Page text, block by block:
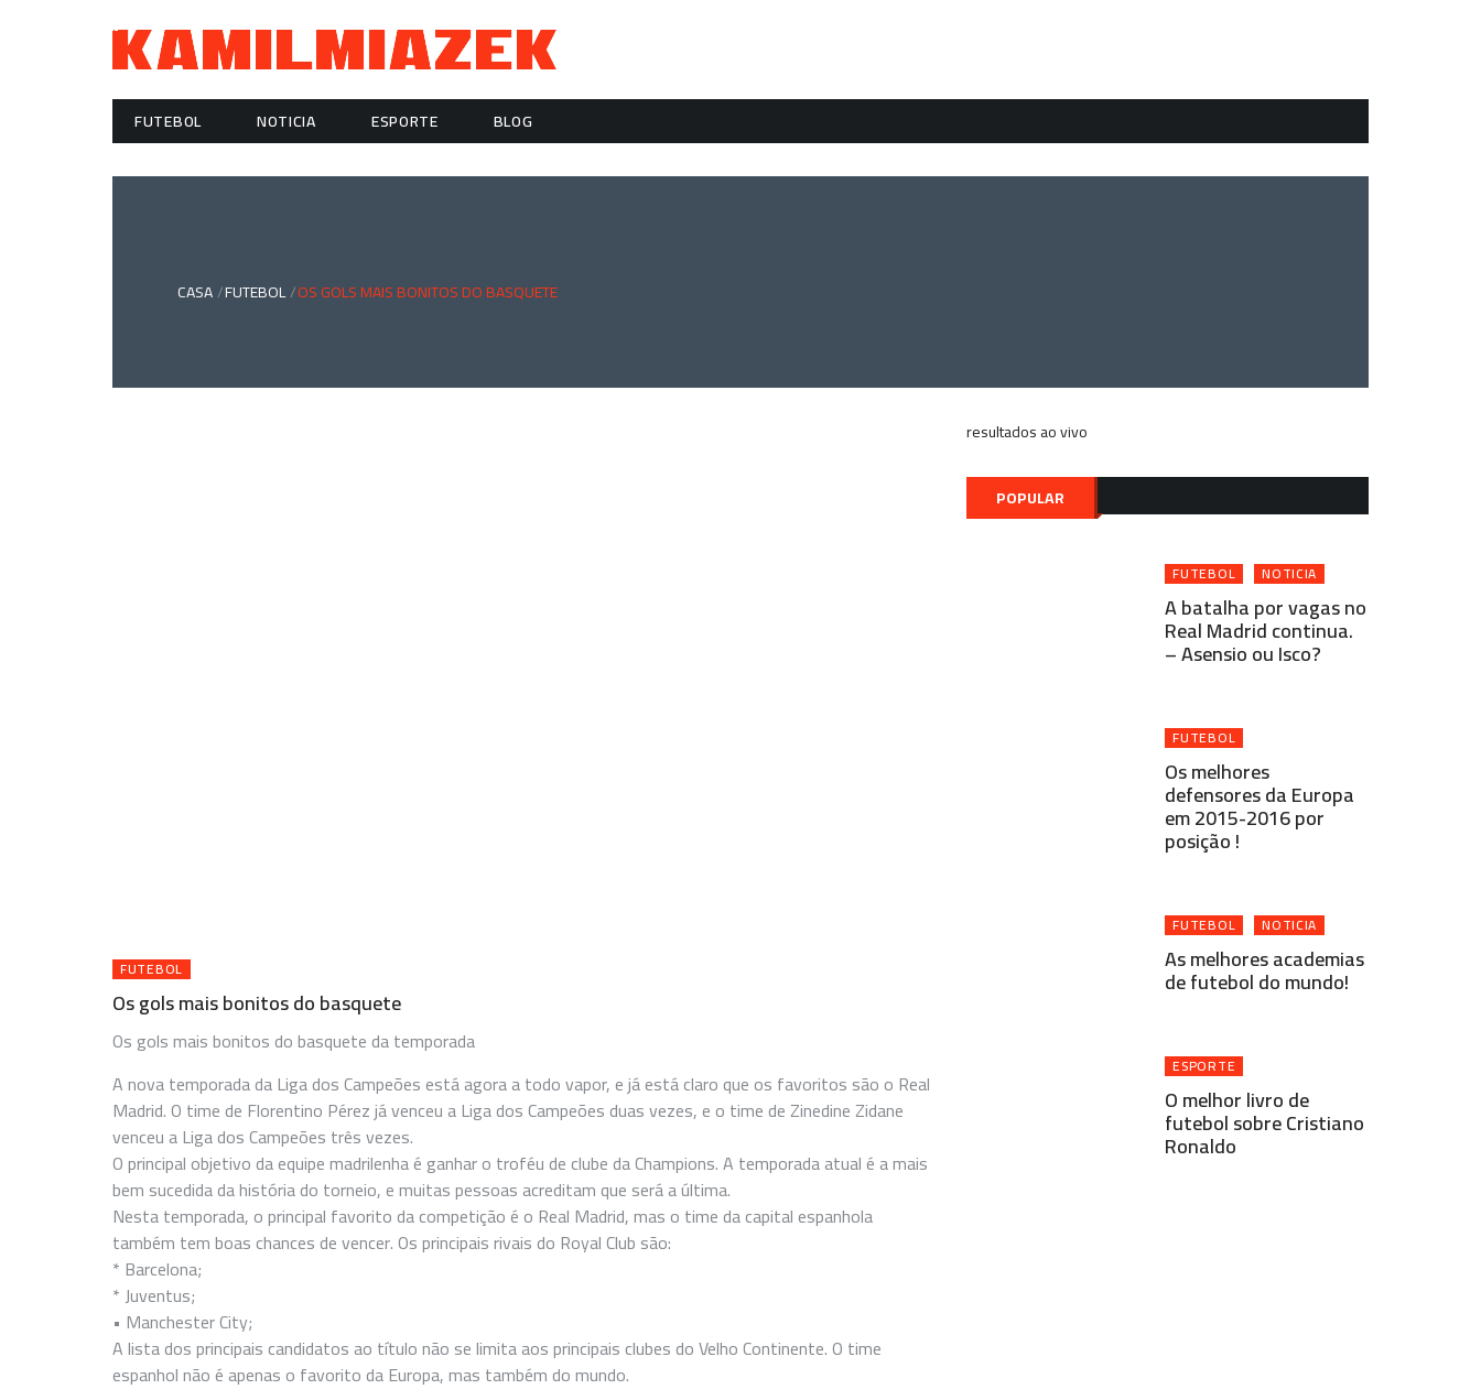
FUTEBOL NOTICIA ESPORTE BLOG
CASA FUTEBOL OS GOLS MAIS BONITOS DO BASQUETE
FUTEBOL
Os gols mais bonitos do basquete
Os gols mais bonitos do basquete da temporada
A nova temporada da Liga dos Campeões está agora a todo vapor, e já está claro que os favoritos são o Real
Madrid. O time de Florentino Pérez já venceu a Liga dos Campeões duas vezes, e o time de Zinedine Zidane
venceu a Liga dos Campeões três vezes.
O principal objetivo da equipe madrilenha é ganhar o troféu de clube da Champions. A temporada atual é a mais
bem sucedida da história do torneio, e muitas pessoas acreditam que será a última.
Nesta temporada, o principal favorito da competição é o Real Madrid, mas o time da capital espanhola
também tem boas chances de vencer. Os principais rivais do Royal Club são:
* Barcelona;
* Juventus;
• Manchester City;
A lista dos principais candidatos ao título não se limita aos principais clubes do Velho Continente. O time
espanhol não é apenas o favorito da Europa, mas também do mundo.
resultados ao vivo
POPULAR
FUTEBOL NOTICIA
A batalha por vagas no
Real Madrid continua.
– Asensio ou Isco?
FUTEBOL
Os melhores
defensores da Europa
em 2015-2016 por
posição !
FUTEBOL NOTICIA
As melhores academias
de futebol do mundo!
ESPORTE
O melhor livro de
futebol sobre Cristiano
Ronaldo